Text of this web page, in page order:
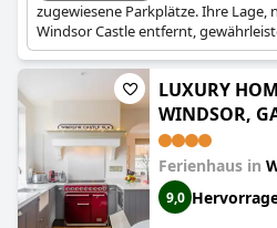
zugewiesene Parkplätze. Ihre
Windsor Castle entfernt,
Fahrzeugsicherheit als auch
Erkundung der Stadt.
LUXURY
WINDSOR,
(LUXURY
WINDSOR,
Tempstay)
Ferienhaus in
9,0